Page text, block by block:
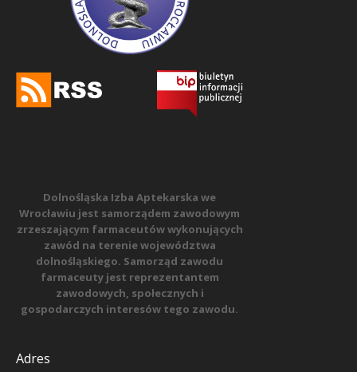
Dolnośląska Izba Aptekarska we
Wrocławiu jest samorządem zawodowym
zrzeszającym farmaceutów wykonujących
zawód na terenie województwa
dolnośląskiego. Samorząd zawodu
farmaceuty jest reprezentantem
zawodowych, społecznych i
gospodarczych interesów tego zawodu.
Adres